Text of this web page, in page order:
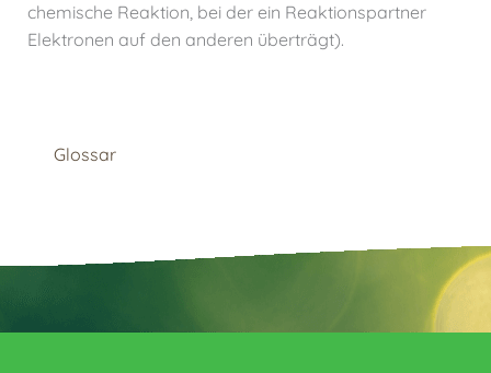
chemische Reaktion, bei der ein Reaktionspartner
Elektronen auf den anderen überträgt).
Glossar